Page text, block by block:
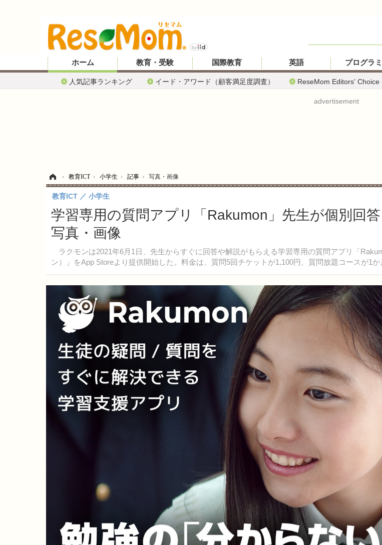
ホーム
人気記事ランキング イード・アワード（顧客満足度調査） ReseMom Editors' Choice
教育・受験 国際教育 英語 プログラ
advertisement
› 教育ICT › 小学生 › 記事 › 写真・画像
学習専用の質問アプリ「Rakumon」先生が個別回
写真・画像
ラクモンは2021年6月1日、先生からすぐに回答や解説がもらえる学習専用の質問アプリ「
ン）」をApp Storeより提供開始した。料金は、質問5回チケットが1,100円、質問放題コースが1か
教育ICT 小学生